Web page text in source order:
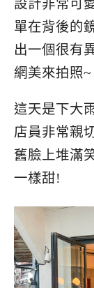
設計非常可
單在背後的
出一個很有
網美來拍照~
這天是下大
店員非常親
舊臉上堆滿
一樣甜!